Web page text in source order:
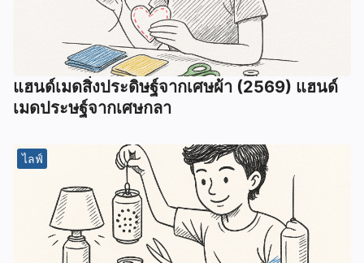
แฮนด์เมดสิ่งประดิษฐ์จากเศษผ้า (2569) แฮนด์
เมดประษฐ์จากเศษกลา
ไลฟ์